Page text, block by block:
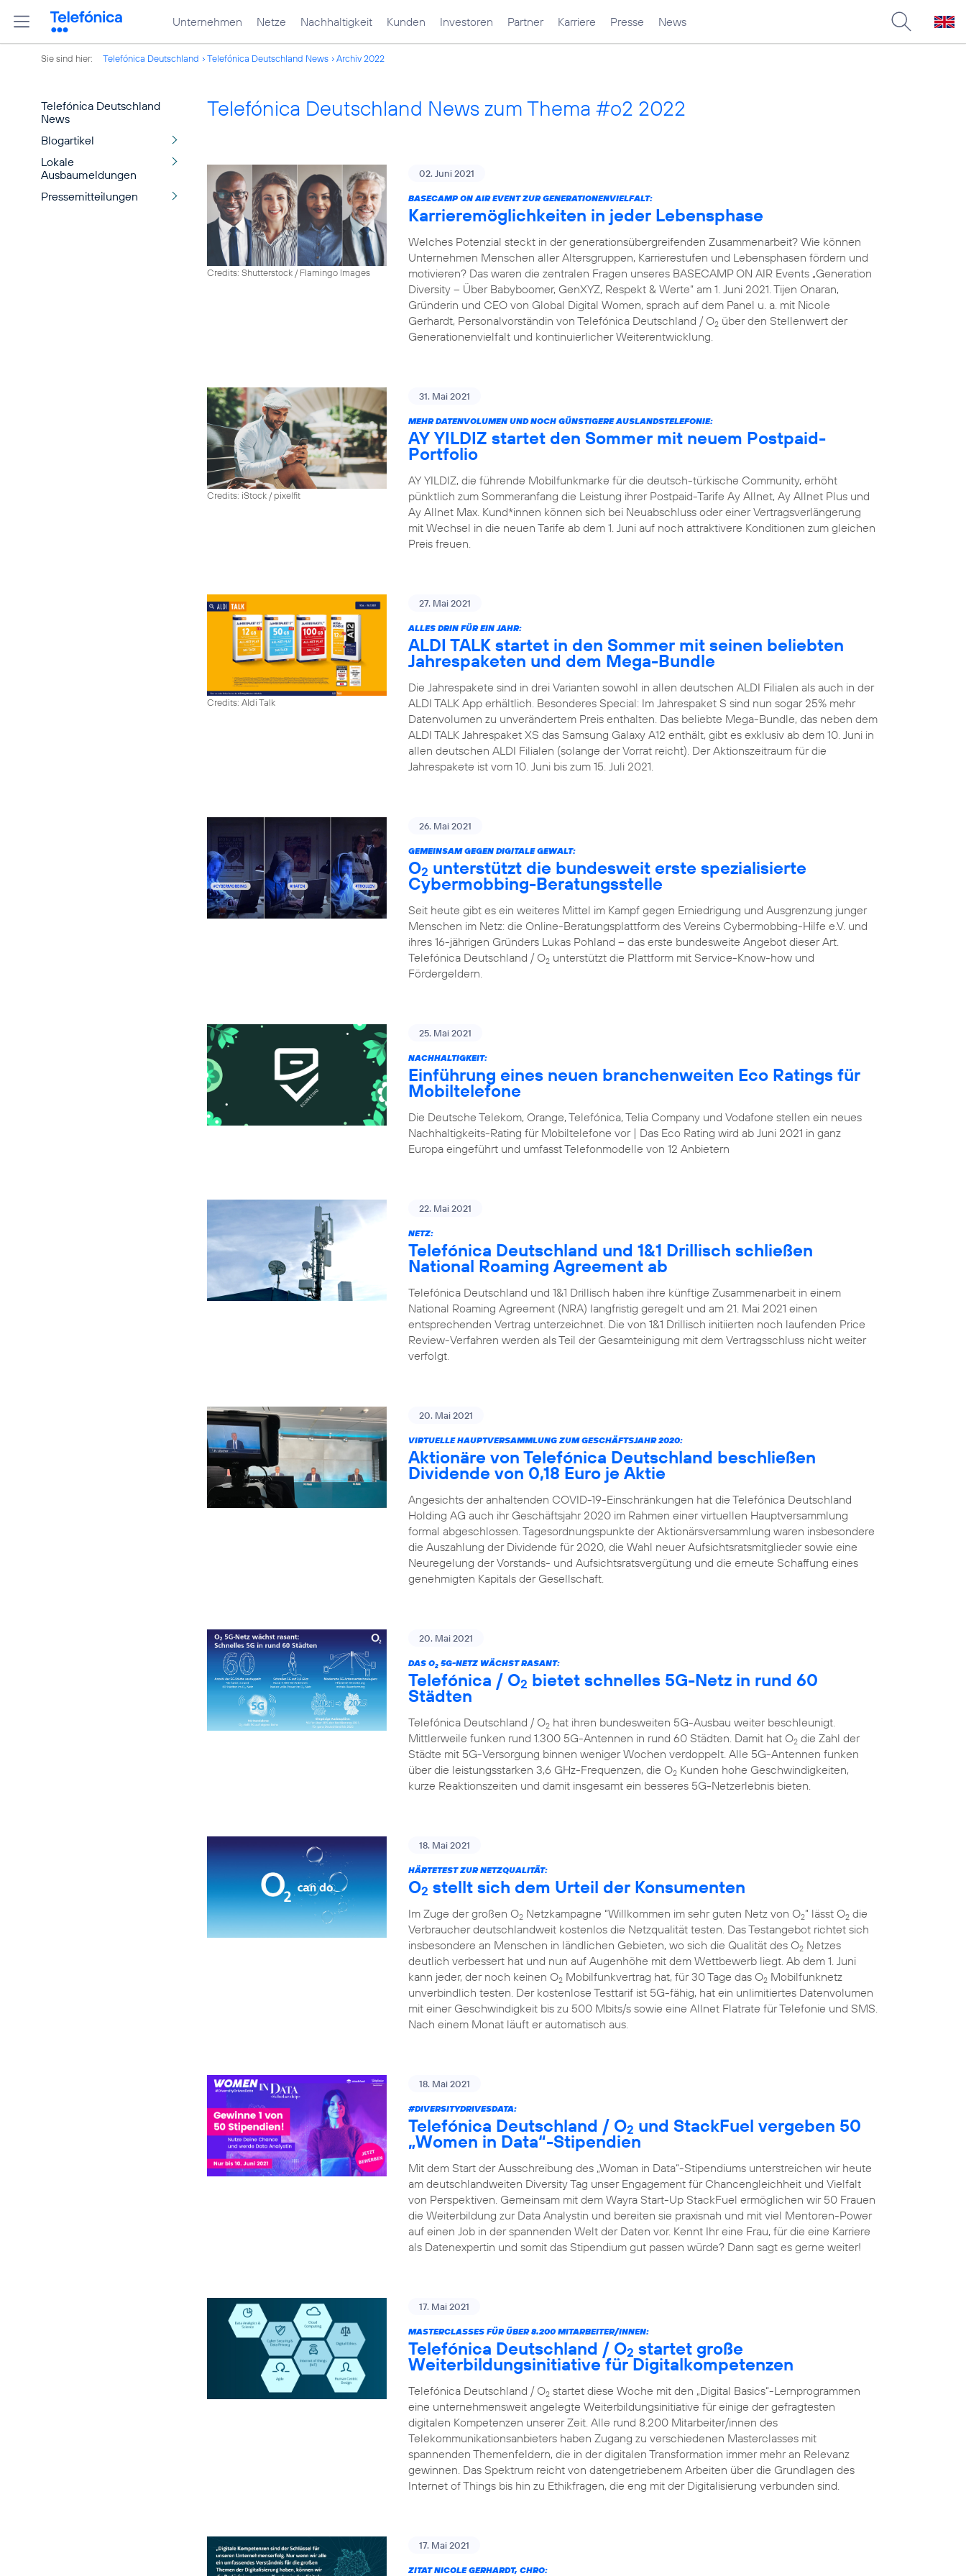
Unternehmen Netze Nachhaltigkeit Kunden Investoren Partner Karriere Presse News
Sie sind hier: Telefónica Deutschland Telefónica Deutschland News Archiv 2022
Telefónica Deutschland
News
Blogartikel
Lokale
Ausbaumeldungen
Pressemitteilungen
Telefónica Deutschland News zum Thema #o2 2022
Credits: Shutterstock / Flamingo Images
02. Juni 2021
BASECAMP ON AIR EVENT ZUR GENERATIONENVIELFALT:
Karrieremöglichkeiten in jeder Lebensphase
Welches Potenzial steckt in der generationsübergreifenden Zusammenarbeit? Wie können
Unternehmen Menschen aller Altersgruppen, Karrierestufen und Lebensphasen fördern und
motivieren? Das waren die zentralen Fragen unseres BASECAMP ON AIR Events „Generation
Diversity – Über Babyboomer, GenXYZ, Respekt & Werte“ am 1. Juni 2021. Tijen Onaran,
Gründerin und CEO von Global Digital Women, sprach auf dem Panel u. a. mit Nicole
Gerhardt, Personalvorständin von Telefónica Deutschland / O2 über den Stellenwert der
Generationenvielfalt und kontinuierlicher Weiterentwicklung.
Credits: iStock / pixelfit
31. Mai 2021
MEHR DATENVOLUMEN UND NOCH GÜNSTIGERE AUSLANDSTELEFONIE:
AY YILDIZ startet den Sommer mit neuem Postpaid-
Portfolio
AY YILDIZ, die führende Mobilfunkmarke für die deutsch-türkische Community, erhöht
pünktlich zum Sommeranfang die Leistung ihrer Postpaid-Tarife Ay Allnet, Ay Allnet Plus und
Ay Allnet Max. Kund*innen können sich bei Neuabschluss oder einer Vertragsverlängerung
mit Wechsel in die neuen Tarife ab dem 1. Juni auf noch attraktivere Konditionen zum gleichen
Preis freuen.
Credits: Aldi Talk
27. Mai 2021
ALLES DRIN FÜR EIN JAHR:
ALDI TALK startet in den Sommer mit seinen beliebten
Jahrespaketen und dem Mega-Bundle
Die Jahrespakete sind in drei Varianten sowohl in allen deutschen ALDI Filialen als auch in der
ALDI TALK App erhältlich. Besonderes Special: Im Jahrespaket S sind nun sogar 25% mehr
Datenvolumen zu unverändertem Preis enthalten. Das beliebte Mega-Bundle, das neben dem
ALDI TALK Jahrespaket XS das Samsung Galaxy A12 enthält, gibt es exklusiv ab dem 10. Juni in
allen deutschen ALDI Filialen (solange der Vorrat reicht). Der Aktionszeitraum für die
Jahrespakete ist vom 10. Juni bis zum 15. Juli 2021.
26. Mai 2021
GEMEINSAM GEGEN DIGITALE GEWALT:
O2 unterstützt die bundesweit erste spezialisierte
Cybermobbing-Beratungsstelle
Seit heute gibt es ein weiteres Mittel im Kampf gegen Erniedrigung und Ausgrenzung junger
Menschen im Netz: die Online-Beratungsplattform des Vereins Cybermobbing-Hilfe e.V. und
ihres 16-jährigen Gründers Lukas Pohland – das erste bundesweite Angebot dieser Art.
Telefónica Deutschland / O2 unterstützt die Plattform mit Service-Know-how und
Fördergeldern.
25. Mai 2021
NACHHALTIGKEIT:
Einführung eines neuen branchenweiten Eco Ratings für
Mobiltelefone
Die Deutsche Telekom, Orange, Telefónica, Telia Company und Vodafone stellen ein neues
Nachhaltigkeits-Rating für Mobiltelefone vor | Das Eco Rating wird ab Juni 2021 in ganz
Europa eingeführt und umfasst Telefonmodelle von 12 Anbietern
22. Mai 2021
NETZ:
Telefónica Deutschland und 1&1 Drillisch schließen
National Roaming Agreement ab
Telefónica Deutschland und 1&1 Drillisch haben ihre künftige Zusammenarbeit in einem
National Roaming Agreement (NRA) langfristig geregelt und am 21. Mai 2021 einen
entsprechenden Vertrag unterzeichnet. Die von 1&1 Drillisch initiierten noch laufenden Price
Review-Verfahren werden als Teil der Gesamteinigung mit dem Vertragsschluss nicht weiter
verfolgt.
20. Mai 2021
VIRTUELLE HAUPTVERSAMMLUNG ZUM GESCHÄFTSJAHR 2020:
Aktionäre von Telefónica Deutschland beschließen
Dividende von 0,18 Euro je Aktie
Angesichts der anhaltenden COVID-19-Einschränkungen hat die Telefónica Deutschland
Holding AG auch ihr Geschäftsjahr 2020 im Rahmen einer virtuellen Hauptversammlung
formal abgeschlossen. Tagesordnungspunkte der Aktionärsversammlung waren insbesondere
die Auszahlung der Dividende für 2020, die Wahl neuer Aufsichtsratsmitglieder sowie eine
Neuregelung der Vorstands- und Aufsichtsratsvergütung und die erneute Schaffung eines
genehmigten Kapitals der Gesellschaft.
20. Mai 2021
DAS O2 5G-NETZ WÄCHST RASANT:
Telefónica / O2 bietet schnelles 5G-Netz in rund 60
Städten
Telefónica Deutschland / O2 hat ihren bundesweiten 5G-Ausbau weiter beschleunigt.
Mittlerweile funken rund 1.300 5G-Antennen in rund 60 Städten. Damit hat O2 die Zahl der
Städte mit 5G-Versorgung binnen weniger Wochen verdoppelt. Alle 5G-Antennen funken
über die leistungsstarken 3,6 GHz-Frequenzen, die O2 Kunden hohe Geschwindigkeiten,
kurze Reaktionszeiten und damit insgesamt ein besseres 5G-Netzerlebnis bieten.
18. Mai 2021
HÄRTETEST ZUR NETZQUALITÄT:
O2 stellt sich dem Urteil der Konsumenten
Im Zuge der großen O2 Netzkampagne “Willkommen im sehr guten Netz von O2” lässt O2 die
Verbraucher deutschlandweit kostenlos die Netzqualität testen. Das Testangebot richtet sich
insbesondere an Menschen in ländlichen Gebieten, wo sich die Qualität des O2 Netzes
deutlich verbessert hat und nun auf Augenhöhe mit dem Wettbewerb liegt. Ab dem 1. Juni
kann jeder, der noch keinen O2 Mobilfunkvertrag hat, für 30 Tage das O2 Mobilfunknetz
unverbindlich testen. Der kostenlose Testtarif ist 5G-fähig, hat ein unlimitiertes Datenvolumen
mit einer Geschwindigkeit bis zu 500 Mbits/s sowie eine Allnet Flatrate für Telefonie und SMS.
Nach einem Monat läuft er automatisch aus.
18. Mai 2021
#DIVERSITYDRIVESDATA:
Telefónica Deutschland / O2 und StackFuel vergeben 50
„Women in Data“-Stipendien
Mit dem Start der Ausschreibung des „Woman in Data“-Stipendiums unterstreichen wir heute
am deutschlandweiten Diversity Tag unser Engagement für Chancengleichheit und Vielfalt
von Perspektiven. Gemeinsam mit dem Wayra Start-Up StackFuel ermöglichen wir 50 Frauen
die Weiterbildung zur Data Analystin und bereiten sie praxisnah und mit viel Mentoren-Power
auf einen Job in der spannenden Welt der Daten vor. Kennt Ihr eine Frau, für die eine Karriere
als Datenexpertin und somit das Stipendium gut passen würde? Dann sagt es gerne weiter!
17. Mai 2021
MASTERCLASSES FÜR ÜBER 8.200 MITARBEITER/INNEN:
Telefónica Deutschland / O2 startet große
Weiterbildungsinitiative für Digitalkompetenzen
Telefónica Deutschland / O2 startet diese Woche mit den „Digital Basics“-Lernprogrammen
eine unternehmensweit angelegte Weiterbildungsinitiative für einige der gefragtesten
digitalen Kompetenzen unserer Zeit. Alle rund 8.200 Mitarbeiter/innen des
Telekommunikationsanbieters haben Zugang zu verschiedenen Masterclasses mit
spannenden Themenfeldern, die in der digitalen Transformation immer mehr an Relevanz
gewinnen. Das Spektrum reicht von datengetriebenem Arbeiten über die Grundlagen des
Internet of Things bis hin zu Ethikfragen, die eng mit der Digitalisierung verbunden sind.
17. Mai 2021
ZITAT NICOLE GERHARDT, CHRO: